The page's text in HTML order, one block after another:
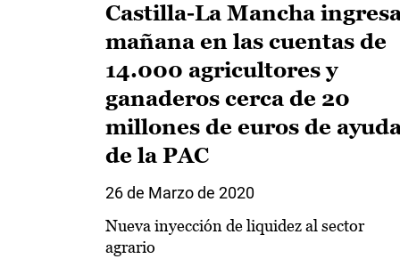
Castilla-La Mancha
mañana en las cuentas de
14.000 agricultores y
ganaderos cerca de 20
millones de euros de
de la PAC
26 de Marzo de 2020
Nueva inyección de liquidez al sector
agrario